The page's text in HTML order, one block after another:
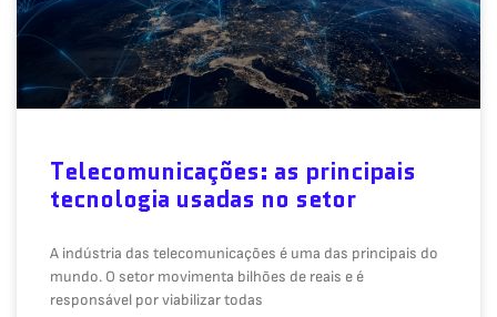
Telecomunicações: as principais
tecnologia usadas no setor
A indústria das telecomunicações é uma das principais do
mundo. O setor movimenta bilhões de reais e é
responsável por viabilizar todas